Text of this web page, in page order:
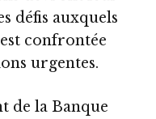
défis auxquels
confrontée
urgentes.
de la Banque